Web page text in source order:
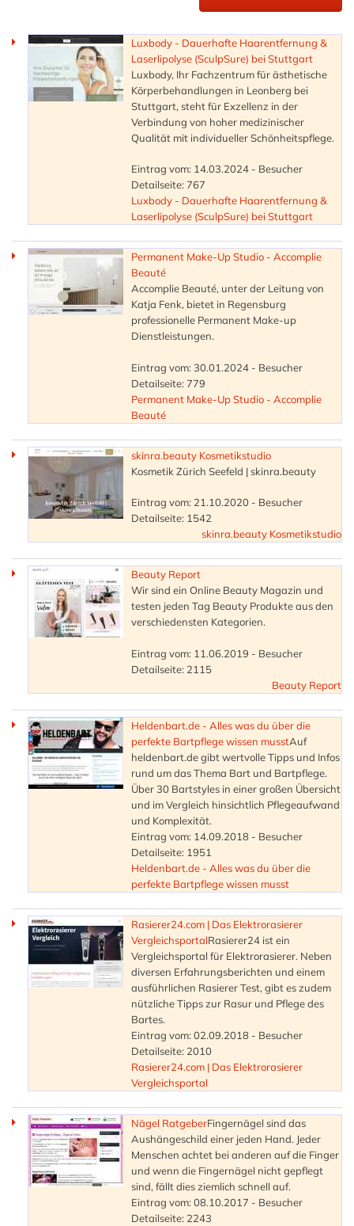
Luxbody - Dauerhafte Haarentfernung &
Laserlipolyse (SculpSure) bei Stuttgart
Luxbody, Ihr Fachzentrum für ästhetische
Körperbehandlungen in Leonberg bei
Stuttgart, steht für Exzellenz in der
Verbindung von hoher medizinischer
Qualität mit individueller Schönheitspflege.
Eintrag vom: 14.03.2024 - Besucher
Detailseite: 767
Luxbody - Dauerhafte Haarentfernung &
Laserlipolyse (SculpSure) bei Stuttgart
Permanent Make-Up Studio - Accomplie
Beauté
Accomplie Beauté, unter der Leitung von
Katja Fenk, bietet in Regensburg
professionelle Permanent Make-up
Dienstleistungen.
Eintrag vom: 30.01.2024 - Besucher
Detailseite: 779
Permanent Make-Up Studio - Accomplie
Beauté
skinra.beauty Kosmetikstudio
Kosmetik Zürich Seefeld | skinra.beauty
Eintrag vom: 21.10.2020 - Besucher
Detailseite: 1542
skinra.beauty Kosmetikstudio
Beauty Report
Wir sind ein Online Beauty Magazin und
testen jeden Tag Beauty Produkte aus den
verschiedensten Kategorien.
Eintrag vom: 11.06.2019 - Besucher
Detailseite: 2115
Beauty Report
Heldenbart.de - Alles was du über die
perfekte Bartpflege wissen musstAuf
heldenbart.de gibt wertvolle Tipps und Infos
rund um das Thema Bart und Bartpflege.
Über 30 Bartstyles in einer großen Übersicht
und im Vergleich hinsichtlich Pflegeaufwand
und Komplexität.
Eintrag vom: 14.09.2018 - Besucher
Detailseite: 1951
Heldenbart.de - Alles was du über die
perfekte Bartpflege wissen musst
Rasierer24.com | Das Elektrorasierer
VergleichsportalRasierer24 ist ein
Vergleichsportal für Elektrorasierer. Neben
diversen Erfahrungsberichten und einem
ausführlichen Rasierer Test, gibt es zudem
nützliche Tipps zur Rasur und Pflege des
Bartes.
Eintrag vom: 02.09.2018 - Besucher
Detailseite: 2010
Rasierer24.com | Das Elektrorasierer
Vergleichsportal
Nägel RatgeberFingernägel sind das
Aushängeschild einer jeden Hand. Jeder
Menschen achtet bei anderen auf die Finger
und wenn die Fingernägel nicht gepflegt
sind, fällt dies ziemlich schnell auf.
Eintrag vom: 08.10.2017 - Besucher
Detailseite: 2243